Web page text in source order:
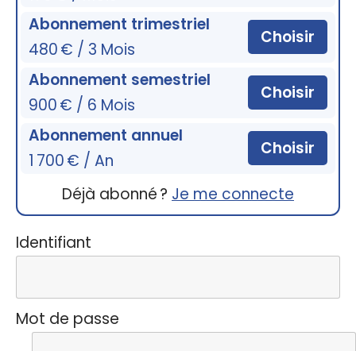
Abonnement trimestriel
480 € / 3 Mois
Choisir
Abonnement semestriel
900 € / 6 Mois
Choisir
Abonnement annuel
1 700 € / An
Choisir
Déjà abonné ? Je me connecte
Identifiant
Mot de passe